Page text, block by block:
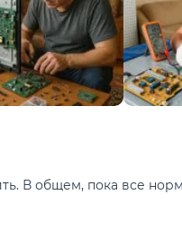
В общем, пока все